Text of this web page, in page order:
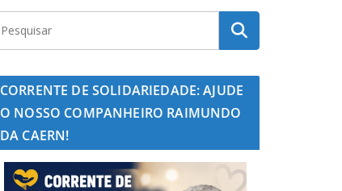
CORRENTE DE SOLIDARIEDADE: AJUDE
O NOSSO COMPANHEIRO RAIMUNDO
DA CAERN!